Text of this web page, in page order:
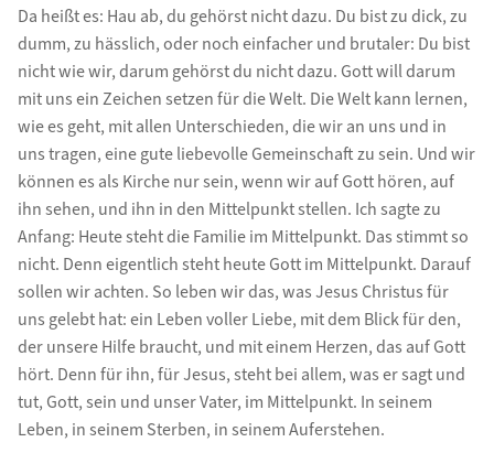
Da heißt es: Hau ab, du gehörst nicht dazu. Du bist zu dick, zu
dumm, zu hässlich, oder noch einfacher und brutaler: Du bist
nicht wie wir, darum gehörst du nicht dazu. Gott will darum
mit uns ein Zeichen setzen für die Welt. Die Welt kann lernen,
wie es geht, mit allen Unterschieden, die wir an uns und in
uns tragen, eine gute liebevolle Gemeinschaft zu sein. Und wir
können es als Kirche nur sein, wenn wir auf Gott hören, auf
ihn sehen, und ihn in den Mittelpunkt stellen. Ich sagte zu
Anfang: Heute steht die Familie im Mittelpunkt. Das stimmt so
nicht. Denn eigentlich steht heute Gott im Mittelpunkt. Darauf
sollen wir achten. So leben wir das, was Jesus Christus für
uns gelebt hat: ein Leben voller Liebe, mit dem Blick für den,
der unsere Hilfe braucht, und mit einem Herzen, das auf Gott
hört. Denn für ihn, für Jesus, steht bei allem, was er sagt und
tut, Gott, sein und unser Vater, im Mittelpunkt. In seinem
Leben, in seinem Sterben, in seinem Auferstehen.